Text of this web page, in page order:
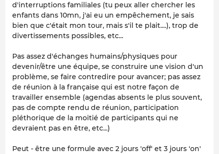
d'interruptions familiales (tu peux aller chercher les
enfants dans 10mn, j'ai eu un empêchement, je sais
bien que c'était mon tour, mais s'il te plait....), trop de
divertissements possibles, etc...
Pas assez d'échanges humains/physiques pour
devenir/être une équipe, se construire une vision d'un
problème, se faire contredire pour avancer; pas assez
de réunion à la française qui est notre façon de
travailler ensemble (agendas absents le plus souvent,
pas de compte rendu de réunion, participation
pléthorique de la moitié de participants qui ne
devraient pas en être, etc...)
Peut - être une formule avec 2 jours 'off' et 3 jours 'on'